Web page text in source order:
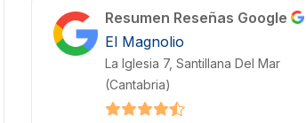
Resumen Reseñas Google
El Magnolio
La Iglesia 7, Santillana Del Mar
(Cantabria)